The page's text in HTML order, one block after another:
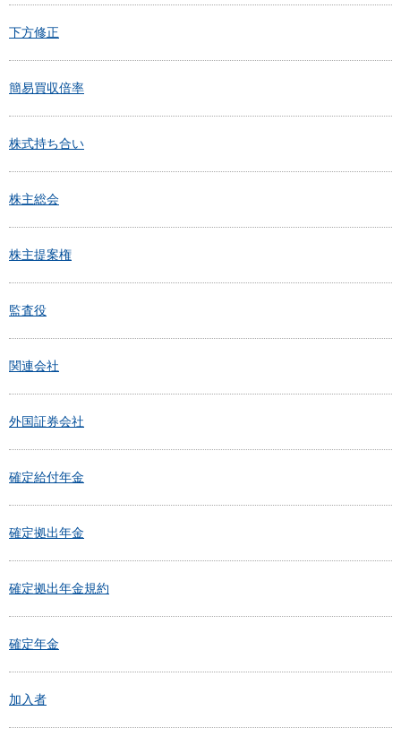
下方修正
簡易買収倍率
株式持ち合い
株主総会
株主提案権
監査役
関連会社
外国証券会社
確定給付年金
確定拠出年金
確定拠出年金規約
確定年金
加入者